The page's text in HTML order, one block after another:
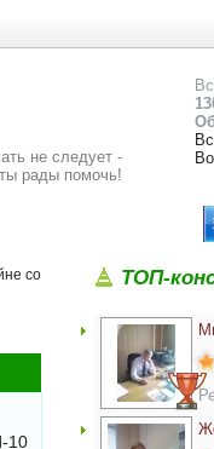
не следует -
рады помочь!
ТОП-
со
10